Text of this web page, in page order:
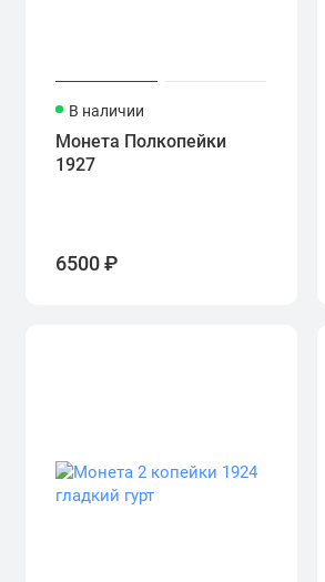
В наличии
Монета Полкопейки
1927
6500 ₽